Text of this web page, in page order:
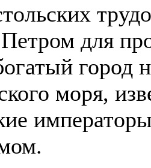
для
город
моря,